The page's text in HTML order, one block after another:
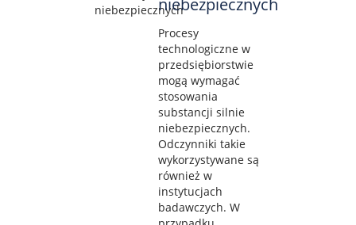
Procesy
technologiczne w
przedsiębiorstwie
mogą wymagać
stosowania
substancji silnie
niebezpiecznych.
Odczynniki takie
wykorzystywane są
również w
instytucjach
badawczych. W